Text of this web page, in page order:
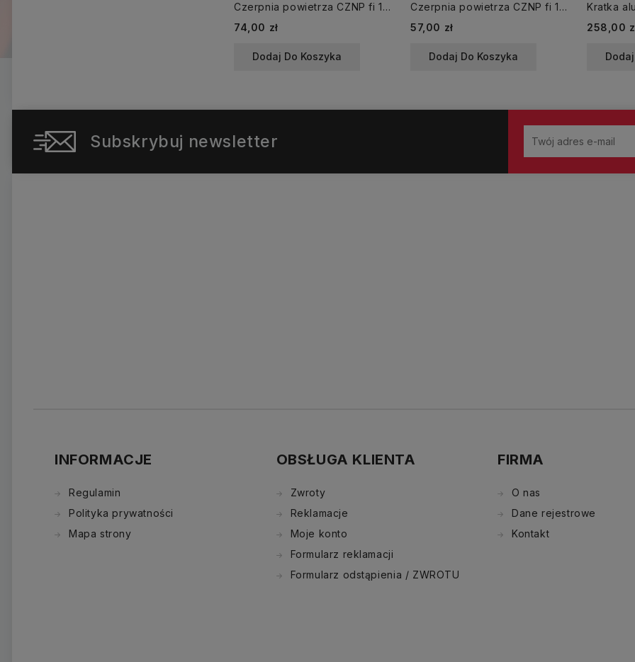
Czerpnia powietrza CZNP fi 150 mm Chrom
Cena
74,00 zł
Dodaj Do Koszyka
Czerpnia powietrza CZNP fi 100 mm Chrom
Cena
57,00 zł
Dodaj Do Koszyka
Cena
258,00
Subskrybuj newsletter
INFORMACJE
Regulamin
Polityka prywatności
Mapa strony
OBSŁUGA KLIENTA
Zwroty
Reklamacje
Moje konto
Formularz reklamacji
Formularz odstąpienia / ZWROTU
FIRMA
O nas
Dane rejestrowe
Kontakt